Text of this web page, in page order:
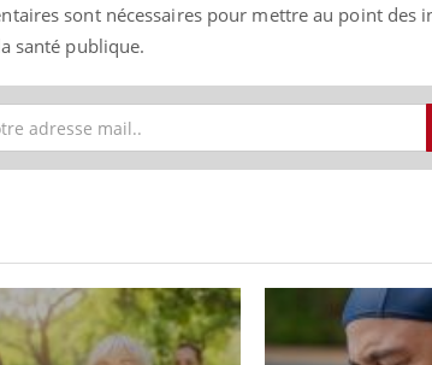
sont nécessaires pour mettre au point des
santé publique.